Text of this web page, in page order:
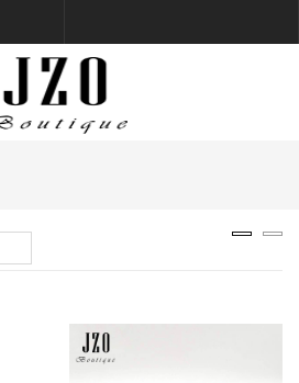
PHỤ KIỆN GIÀY DÉP
LIÊN HỆ